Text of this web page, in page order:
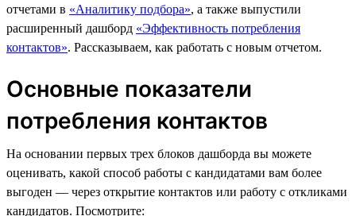
отчетами в «Аналитику подбора», а также выпустили
расширенный дашборд «Эффективность потребления
контактов». Рассказываем, как работать с новым отчетом.
Основные показатели
потребления контактов
На основании первых трех блоков дашборда вы можете
оценивать, какой способ работы с кандидатами вам более
выгоден — через открытие контактов или работу с откликами
кандидатов. Посмотрите: